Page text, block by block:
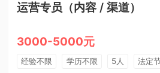
运营专员（内容 / 渠道）
3000-5000元
经验不限 学历不限 5人
法定